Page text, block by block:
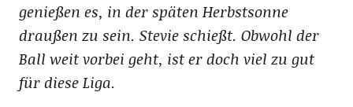
genießen es, in der späten Herbstsonne
draußen zu sein. Stevie schießt. Obwohl der
Ball weit vorbei geht, ist er doch viel zu gut
für diese Liga.